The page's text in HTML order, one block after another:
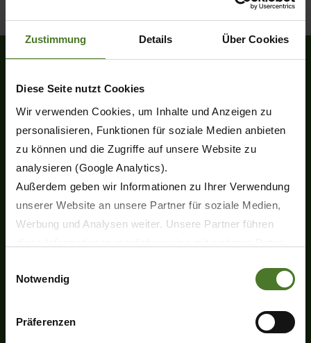
Zustimmung Details Über Cookies
Diese Seite nutzt Cookies
Wir verwenden Cookies, um Inhalte und Anzeigen zu
personalisieren, Funktionen für soziale Medien anbieten
zu können und die Zugriffe auf unsere Website zu
analysieren (Google Analytics).
Außerdem geben wir Informationen zu Ihrer Verwendung
unserer Website an unsere Partner für soziale Medien,
Werbung und Analysen weiter. Unsere Partner führen
sie im Rahmen Ihrer Nutzung der Dienste gesammelt
Wir setzen im Rahmen des Trackings auch Dienstleister
in Drittländern außerhalb der EU mit abweichenden
Notwendig
Präferenzen
Heinrich-Krone-Straße 10
D-48480 Spelle
Tel.+49 (0) 5977-9350
Fax +49 (0) 5977-935-339
info.ldm@krone.de